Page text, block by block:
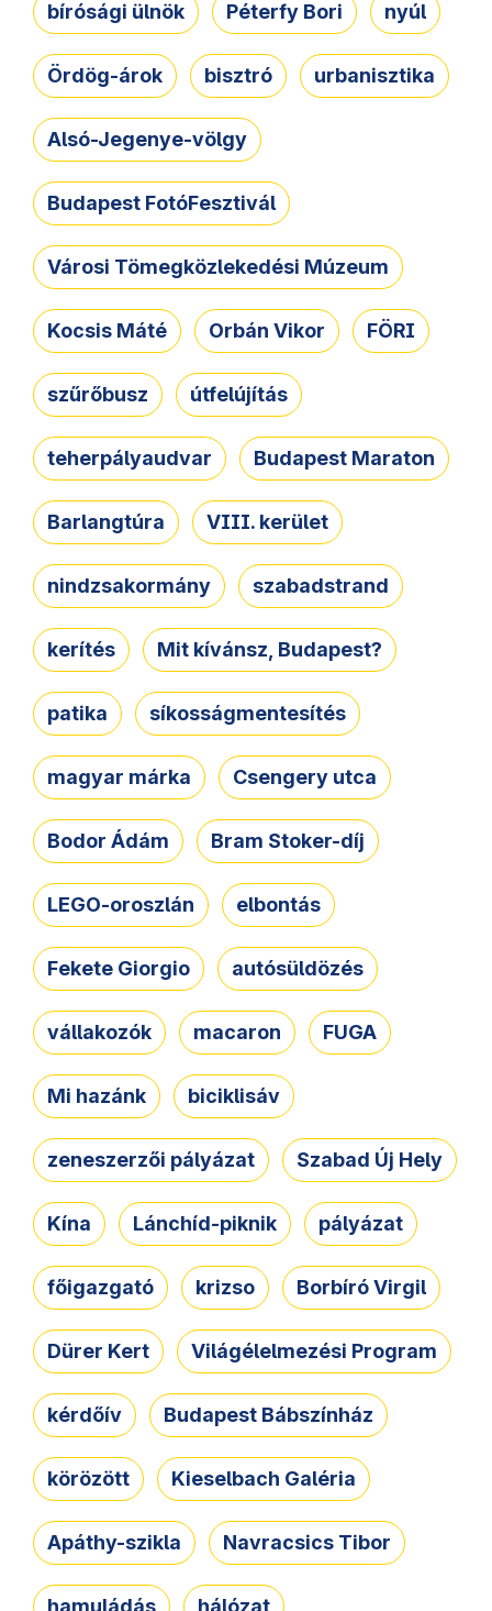
bírósági ülnök Péterfy Bori nyúl
Ördög-árok bisztró urbanisztika
Alsó-Jegenye-völgy
Budapest FotóFesztivál
Városi Tömegközlekedési Múzeum
Kocsis Máté Orbán Vikor FÖRI
szűrőbusz útfelújítás
teherpályaudvar Budapest Maraton
Barlangtúra VIII. kerület
nindzsakormány szabadstrand
kerítés Mit kívánsz, Budapest?
patika síkosságmentesítés
magyar márka Csengery utca
Bodor Ádám Bram Stoker-díj
LEGO-oroszlán elbontás
Fekete Giorgio autósüldözés
vállakozók macaron FUGA
Mi hazánk biciklisáv
zeneszerzői pályázat Szabad Új Hely
Kína Lánchíd-piknik pályázat
főigazgató krizso Borbíró Virgil
Dürer Kert Világélelmezési Program
kérdőív Budapest Bábszínház
körözött Kieselbach Galéria
Apáthy-szikla Navracsics Tibor
hamuládás hálózat